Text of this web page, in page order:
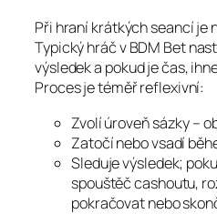
Při hraní krátkých seancí je
Typický hráč v BDM Bet
výsledek a pokud je čas,
Proces je téměř reflexivní:
Zvolí úroveň sázky –
Zatočí nebo vsadí
Sleduje výsledek;
spouštěč cashoutu,
pokračovat nebo